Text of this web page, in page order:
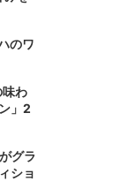
のワ
味わ
」2
グラ
ショ